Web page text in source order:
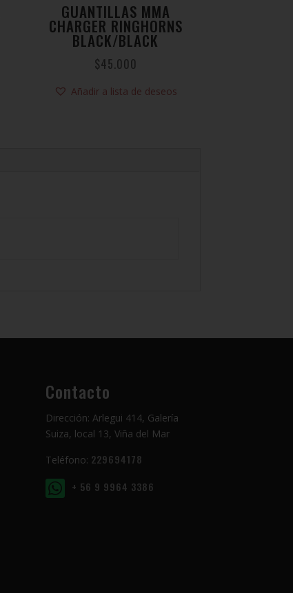
GUANTILLAS MMA
CHARGER RINGHORNS
BLACK/BLACK
$45.000
Añadir a lista de deseos
Contacto
Dirección: Arlegui 414, Galería
Suiza, local 13, Viña del Mar
Teléfono: 229694178
+ 56 9 9964 3386